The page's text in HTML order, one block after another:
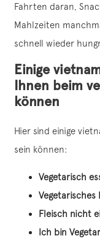
Fahrten daran,
Mahlzeiten
schnell wieder
Einige
Ihnen beim
können
Hier sind einige
sein können:
Vegetarisch
Vegetarisches
Fleisch nicht
Ich bin